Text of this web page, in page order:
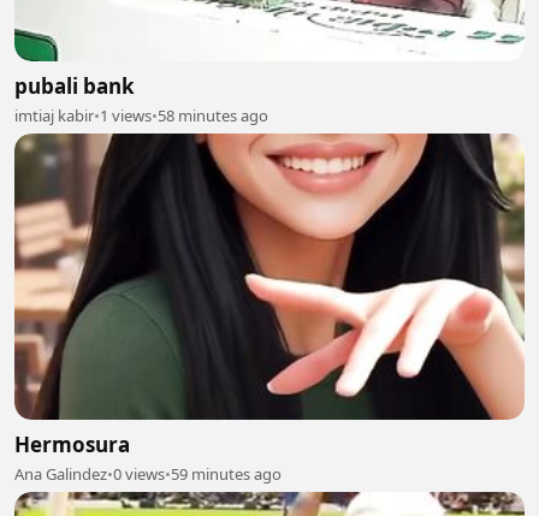
pubali bank
imtiaj kabir•1 views•58 minutes ago
Hermosura
Ana Galindez•0 views•59 minutes ago